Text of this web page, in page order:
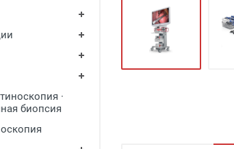
·
биопсия